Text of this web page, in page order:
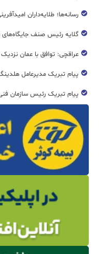
رسانه‌ها؛ طلایه‌داران
گلایه رئیس صنف جایگاه‌های سوخت
عراقچی: توافق با عمان
پیام تبریک مدیرعامل
پیام تبریک رئیس سازمان